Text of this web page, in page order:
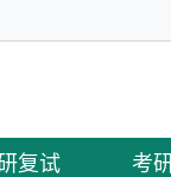
复试 考